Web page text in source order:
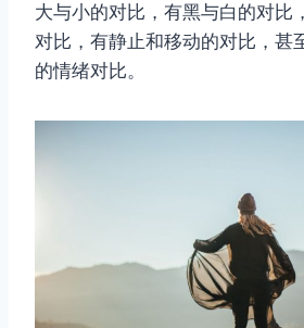
大与小的对比，有黑与白的对比
对比，有静止和移动的对比，甚
的情绪对比。